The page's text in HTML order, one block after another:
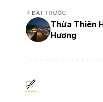
BÀI TRƯỚC
Thừa Thiên
Hương